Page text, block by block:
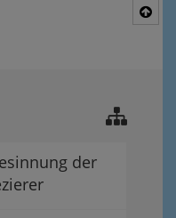
der